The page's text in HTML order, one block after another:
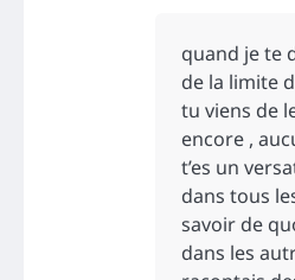
quand je te
de la limite
tu viens de
encore ,
t’es un
dans tous
savoir de
dans les